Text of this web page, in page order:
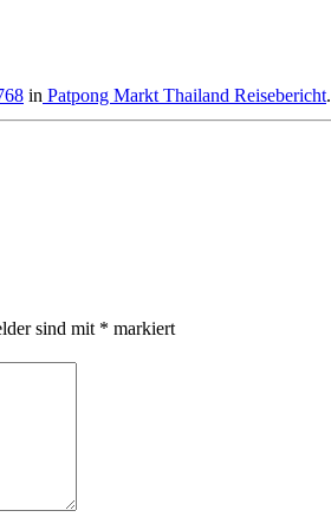
in Patpong Markt Thailand Reisebericht.
sind mit * markiert